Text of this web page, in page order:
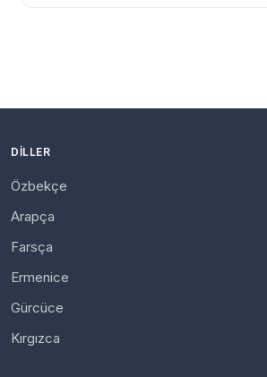
DILLER
Özbekçe
Arapça
Farsça
Ermenice
Gürcüce
Kırgızca